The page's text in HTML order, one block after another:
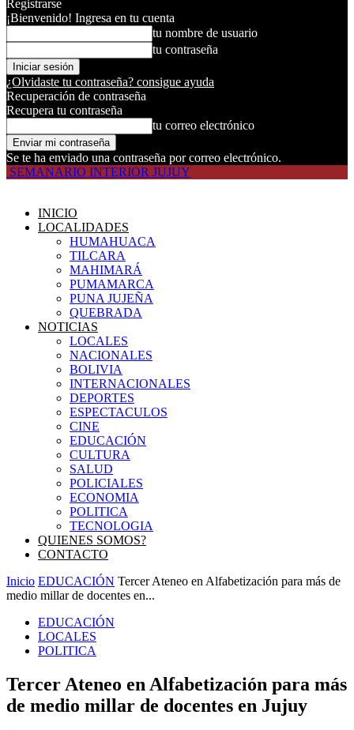
Registrarse
¡Bienvenido! Ingresa en tu cuenta
tu nombre de usuario
tu contraseña
¿Olvidaste tu contraseña? consigue ayuda
Recuperación de contraseña
Recupera tu contraseña
tu correo electrónico
Se te ha enviado una contraseña por correo electrónico.
SEMANARIO INTERIOR JUJUY
INICIO
LOCALIDADES
HUMAHUACA
TILCARA
MAHIMARÁ
PUMAMARCA
PUNA JUJEÑA
QUEBRADA
NOTICIAS
LOCALES
NACIONALES
BOLIVIA
INTERNACIONALES
DEPORTES
ESPECTACULOS
CINE
EDUCACIÓN
CULTURA
SALUD
POLICIALES
ECONOMIA
POLITICA
TECNOLOGIA
QUIENES SOMOS?
CONTACTO
Inicio EDUCACIÓN Tercer Ateneo en Alfabetización para más de
medio millar de docentes en...
EDUCACIÓN
LOCALES
POLITICA
Tercer Ateneo en Alfabetización para más
de medio millar de docentes en Jujuy